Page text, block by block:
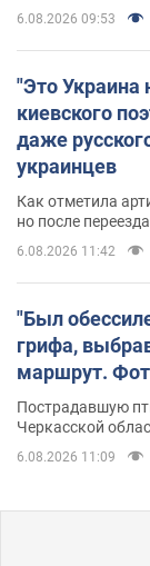
6.08.2026 09:53
"Это Украина
киевского
даже
украинцев
Как отметила
но после
6.08.2026 11:42
"Был
грифа,
маршрут.
Пострадавшую
Черкасской
6.08.2026 11:09